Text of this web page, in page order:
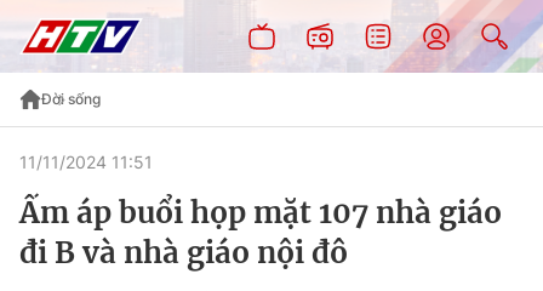
Đời sống
11/11/2024 11:51
Ấm áp buổi họp mặt 107 nhà giáo
đi B và nhà giáo nội đô